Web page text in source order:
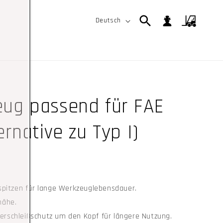
e
Deutsch EinloggenWarenkorb
passend für FAE
zu Typ I)
für lange Werkzeuglebensdauer.
um den Kopf für längere Nutzung.